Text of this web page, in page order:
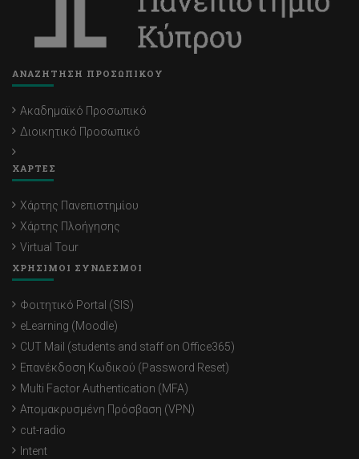
ΑΝΑΖΗΤΗΣΗ ΠΡΟΣΩΠΙΚΟΥ
Ακαδημαϊκό Προσωπικό
Διοικητικό Προσωπικό
ΧΑΡΤΕΣ
Χάρτης Πανεπιστημίου
Χάρτης Πλοήγησης
Virtual Tour
ΧΡΗΣΙΜΟΙ ΣΥΝΔΕΣΜΟΙ
Φοιτητικό Portal (SIS)
eLearning (Moodle)
CUT Mail (students and staff on Office365)
Επανέκδοση Κωδικού (Password Reset)
Multi Factor Authentication (MFA)
Απομακρυσμένη Πρόσβαση (VPN)
cut-radio
Intent